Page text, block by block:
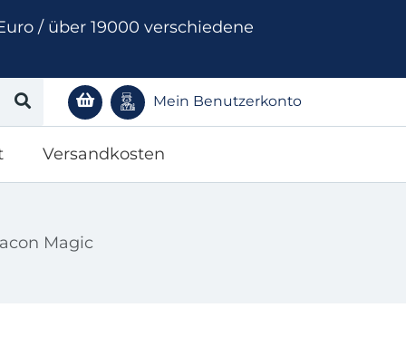
/ über 19000 verschiedene
Mein Benutzerkonto
Versandkosten
Magic